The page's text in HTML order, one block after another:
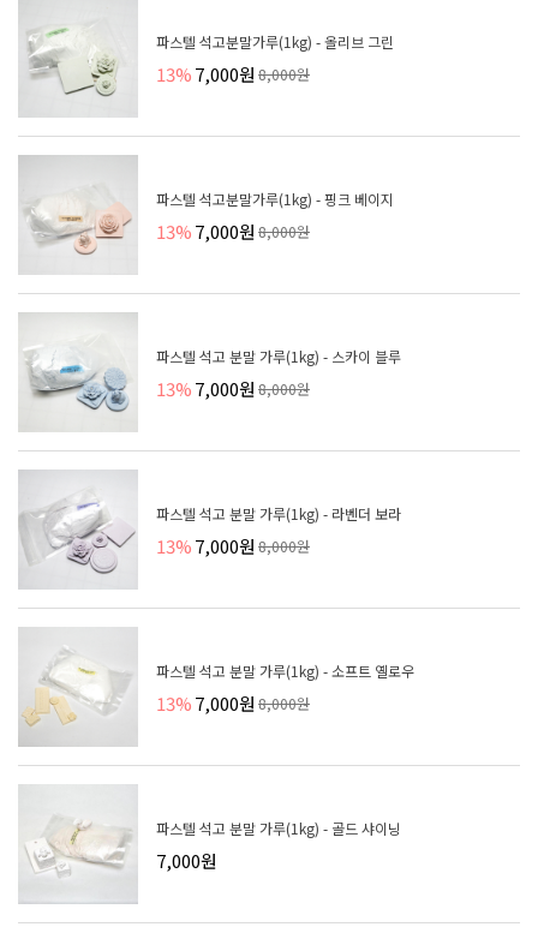
파스텔 석고분말가루(1kg) - 올리브 그린
13%7,000원 8,000원
파스텔 석고분말가루(1kg) - 핑크 베이지
13%7,000원 8,000원
파스텔 석고 분말 가루(1kg) - 스카이 블루
13%7,000원 8,000원
파스텔 석고 분말 가루(1kg) - 라벤더 보라
13%7,000원 8,000원
파스텔 석고 분말 가루(1kg) - 소프트 옐로우
13%7,000원 8,000원
파스텔 석고 분말 가루(1kg) - 골드 샤이닝
7,000원